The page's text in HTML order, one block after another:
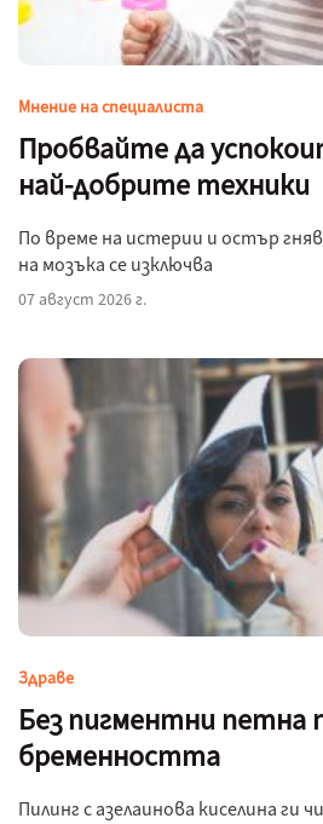
Мнение на специалиста
Пробвайте да
най-добрите техники
По време на истерии и остър
на мозъка се изключва
07 август 2026 г.
Здраве
Без пигментни петна
бременността
Пилинг с азелаинова киселина ги